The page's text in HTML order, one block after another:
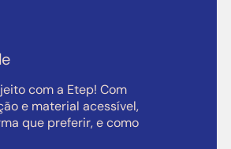
com a Etep! Com
e material acessível,
que preferir, e como